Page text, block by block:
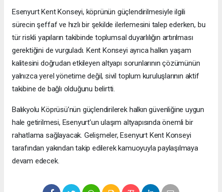
Esenyurt Kent Konseyi, köprünün güçlendirilmesiyle ilgili
sürecin şeffaf ve hızlı bir şekilde ilerlemesini talep ederken, bu
tür riskli yapıların takibinde toplumsal duyarlılığın artırılması
gerektiğini de vurguladı. Kent Konseyi ayrıca halkın yaşam
kalitesini doğrudan etkileyen altyapı sorunlarının çözümünün
yalnızca yerel yönetime değil, sivil toplum kuruluşlarının aktif
takibine de bağlı olduğunu belirtti.
Balıkyolu Köprüsü’nün güçlendirilerek halkın güvenliğine uygun
hale getirilmesi, Esenyurt’un ulaşım altyapısında önemli bir
rahatlama sağlayacak. Gelişmeler, Esenyurt Kent Konseyi
tarafından yakından takip edilerek kamuoyuyla paylaşılmaya
devam edecek.